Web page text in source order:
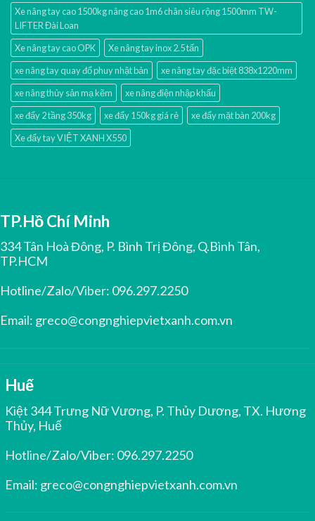
Xe nâng tay cao 1500kg nâng cao 1m6 chân siêu rộng 1500mm TW-
LIFTER Đài Loan
Xe nâng tay cao OPK
Xe nâng tay inox 2.5 tấn
xe nâng tay quay đổ phuy nhật bản
xe nâng tay đặc biệt 838x1220mm
xe nâng thủy sản mạ kẽm
xe nâng điện nhập khấu
xe đẩy 2 tầng 350kg
xe đẩy 150kg giá rẻ
xe đẩy mặt bàn 200kg
Xe đẩy tay VIỆT XANH X550
TP.Hồ Chí Minh
334 Tân Hoà Đông, P. Bình Trị Đông, Q.Bình Tân,
TP.HCM
Hotline/Zalo/Viber: 096.297.2250
Email: greco@congnghiepvietxanh.com.vn
Huế
Kiệt 344 Trưng Nữ Vương, P. Thủy Dương, TX. Hương
Thủy, Huế
Hotline/Zalo/Viber: 096.297.2250
Email: greco@congnghiepvietxanh.com.vn